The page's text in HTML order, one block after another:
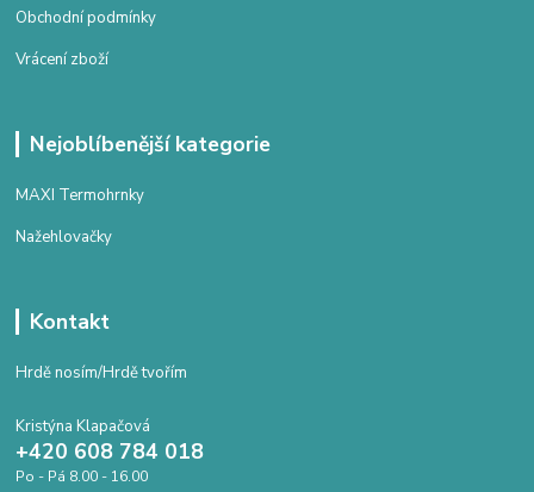
Obchodní podmínky
Vrácení zboží
Nejoblíbenější kategorie
MAXI Termohrnky
Nažehlovačky
Kontakt
Hrdě nosím/Hrdě tvořím
Kristýna Klapačová
+420 608 784 018
Po - Pá 8.00 - 16.00